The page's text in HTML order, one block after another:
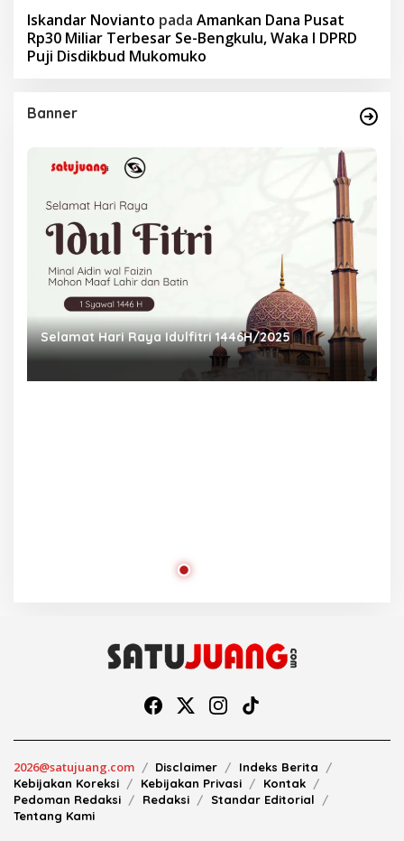
Iskandar Novianto pada Amankan Dana Pusat
Rp30 Miliar Terbesar Se-Bengkulu, Waka I DPRD
Puji Disdikbud Mukomuko
Banner
Selamat Hari Raya Idulfitri 1446H/2025
2026@satujuang.com Disclaimer
Indeks Berita
Kebijakan Koreksi
Kebijakan Privasi
Kontak
Pedoman Redaksi
Redaksi
Standar Editorial
Tentang Kami